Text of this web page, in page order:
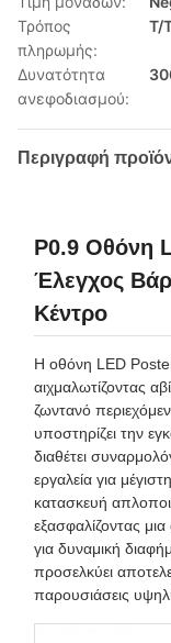
Τρόπος
πληρωμής:
T/
Δυνατότητα
ανεφοδιασμού:
Περιγραφή
P0.9 Οθόνη
Έλεγχος
Κέντρο
Η οθόνη LED Poster
αιχμαλωτίζοντας
ζωντανό
υποστηρίζει την
διαθέτει
εργαλεία για
κατασκευή
εξασφαλίζοντας
για δυναμική
προσελκύει
παρουσιάσεις